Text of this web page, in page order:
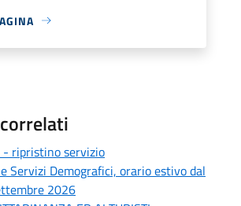
- ripristino servizio
Servizi Demografici, orario estivo dal
2026